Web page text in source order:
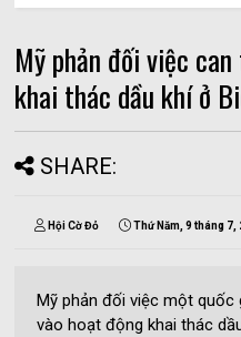
Mỹ phản đối việc
khai thác dầu khí ở
SHARE:
Hội Cờ Đỏ Thứ Năm, 9 tháng 7,
Mỹ phản đối việc một
vào hoạt động khai thác